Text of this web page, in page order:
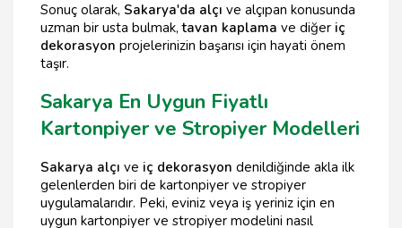
Sonuç olarak, Sakarya'da alçı ve alçıpan konusunda
uzman bir usta bulmak,tavan kaplama ve diğer iç
dekorasyon projelerinizin başarısı için hayati önem
taşır.
Sakarya En Uygun Fiyatlı
Kartonpiyer ve Stropiyer Modelleri
Sakarya alçı ve iç dekorasyon denildiğinde akla ilk
gelenlerden biri de kartonpiyer ve stropiyer
uygulamalarıdır. Peki, eviniz veya iş yeriniz için en
uygun kartonpiyer ve stropiyer modelini nasıl